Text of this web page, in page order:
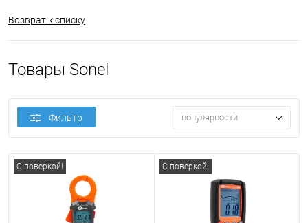
Возврат к списку
Товары Sonel
Фильтр популярности
С поверкой! С поверкой!